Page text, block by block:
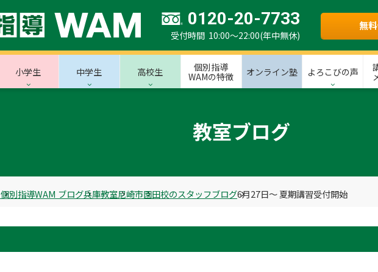
0120-20-7733
受付時間 10:00～22:00(年中無休)
無
小学生 中学生 高校生
個別指導
WAMの特徴
オンライン塾 よろこびの声
教室ブログ
個別指導WAM ブログ兵庫教室尼崎市園田校のスタッフブログ6月27日〜 夏期講習受付開始